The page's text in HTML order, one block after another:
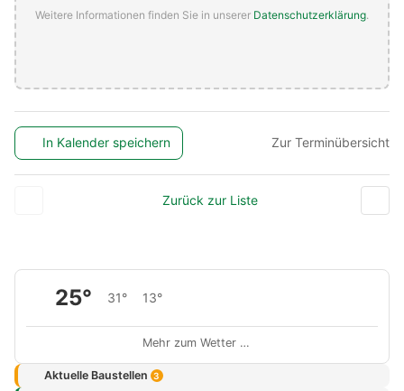
Weitere Informationen finden Sie in unserer Datenschutzerklärung.
In Kalender speichern Zur Terminübersicht
Zurück zur Liste
25° 31° 13°
Mehr zum Wetter …
Aktuelle Baustellen 3